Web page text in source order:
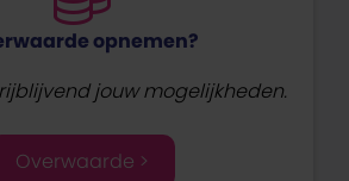
opnemen?
jouw mogelijkheden.
Overwaarde >